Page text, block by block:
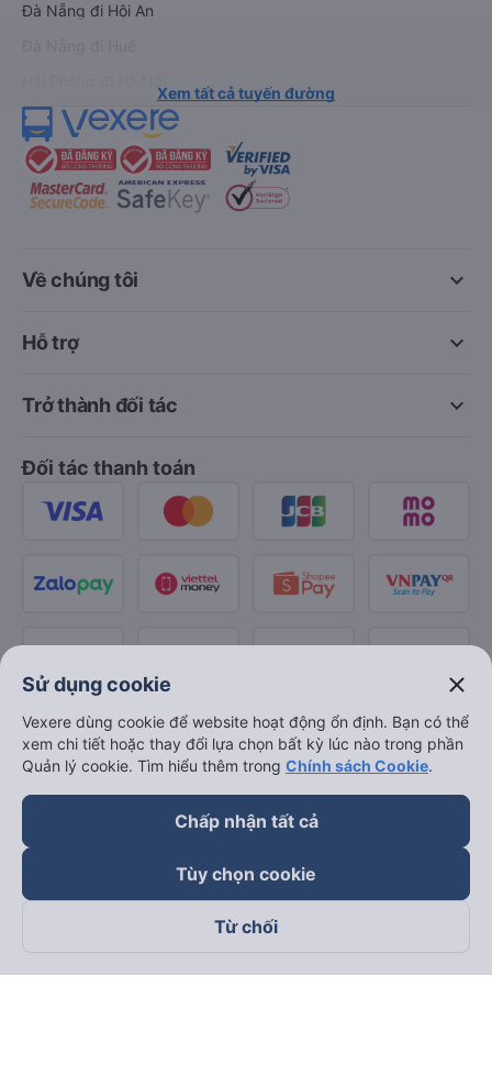
Đà Nẵng đi Hội An
Xem tất cả tuyến đường
keyboard_arrow_down
Về chúng tôi
keyboard_arrow_down
Hỗ trợ
keyboard_arrow_down
Trở thành đối tác
Đối tác thanh toán
Theo dõi chúng tôi trên
Sử dụng cookie close
Vexere dùng cookie để website hoạt động ổn định. Bạn có thể
xem chi tiết hoặc thay đổi lựa chọn bất kỳ lúc nào trong phần
Quản lý cookie. Tìm hiểu thêm trong Chính sách Cookie.
Chấp nhận tất cả
Tùy chọn cookie
Từ chối